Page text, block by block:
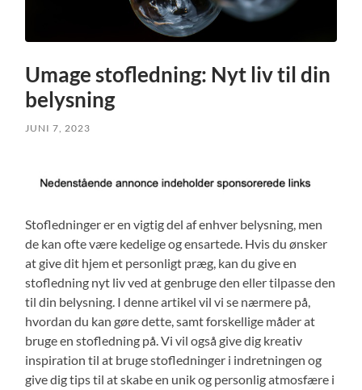
Umage stofledning: Nyt liv til din
belysning
JUNI 7, 2023
Stofledninger er en vigtig del af enhver belysning, men
de kan ofte være kedelige og ensartede. Hvis du ønsker
at give dit hjem et personligt præg, kan du give en
stofledning nyt liv ved at genbruge den eller tilpasse den
til din belysning. I denne artikel vil vi se nærmere på,
hvordan du kan gøre dette, samt forskellige måder at
bruge en stofledning på. Vi vil også give dig kreativ
inspiration til at bruge stofledninger i indretningen og
give dig tips til at skabe en unik og personlig atmosfære i